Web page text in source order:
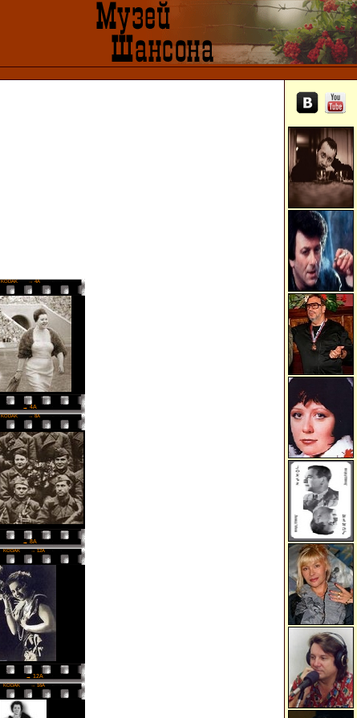
KODAK → 4A
→ 4A
KODAK → 8A
→ 8A
KODAK → 12A
→ 12A
KODAK → 16A